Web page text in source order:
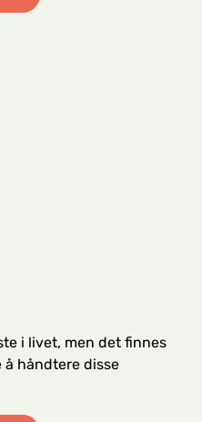
i livet, men det finnes
å håndtere disse